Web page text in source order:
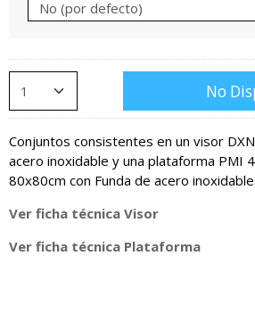
No
Conjuntos consistentes en un visor
acero inoxidable y una plataforma PMI
80x80cm con Funda de acero inoxidable.
Ver ficha técnica Visor
Ver ficha técnica Plataforma